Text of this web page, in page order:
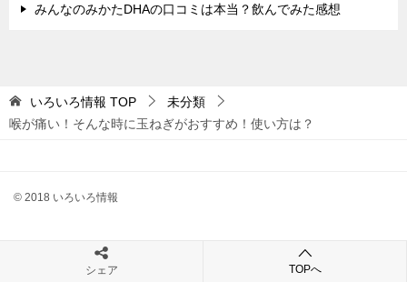
みんなのみかたDHAの口コミは本当？飲んでみた感想
いろいろ情報 TOP
未分類
喉が痛い！そんな時に玉ねぎがおすすめ！使い方は？
© 2018 いろいろ情報
シェア TOPへ